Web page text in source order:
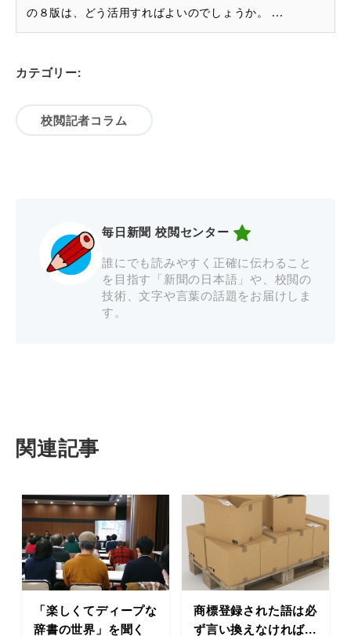
の８版は、どう活用すればよいのでしょうか。 ...
カテゴリー:
校閲記者コラム
毎日新聞 校閲センター
誰にでも読みやすく正確に伝わること
を目指す「新聞の日本語」や、校閲の
技術、文字や言葉の話題をお届けしま
す。
関連記事
「楽しくてディープな
辞書の世界」を聞く
商標登録された語は必
ず言い換えなければ...